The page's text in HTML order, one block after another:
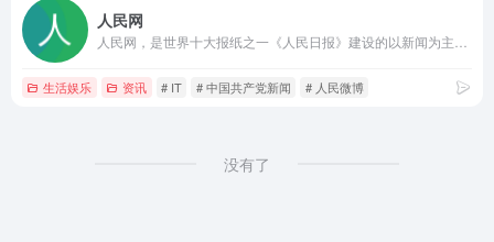
人民网
生活娱乐 资讯 # IT # 中国共产党新闻 # 人民微博
没有了